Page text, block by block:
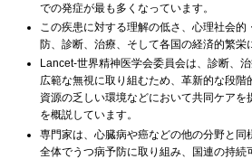
での発症が最も多くなっています。
この疾患に対する理解の低さ、心理社会的
防、診断、治療、そして各国の経済的繁栄
Lancet-世界精神医学会委員会は、診断、
広範な無視に取り組むため、革新的な段階
資源の乏しい環境などにおいて共同ケア
を概説しています。
専門家は、心臓病や癌などの他の分野と同
全体でうつ病予防に取り組み、国連の持続